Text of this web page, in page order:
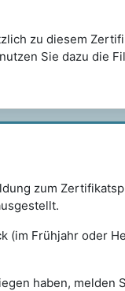
zu diesem
Sie dazu die
zum
Frühjahr oder
haben, melden